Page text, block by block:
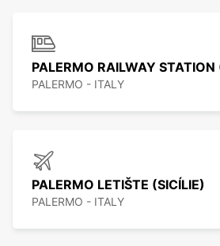
PALERMO RAILWAY STATION
PALERMO - ITALY
PALERMO LETIŠTE (SICÍLIE)
PALERMO - ITALY